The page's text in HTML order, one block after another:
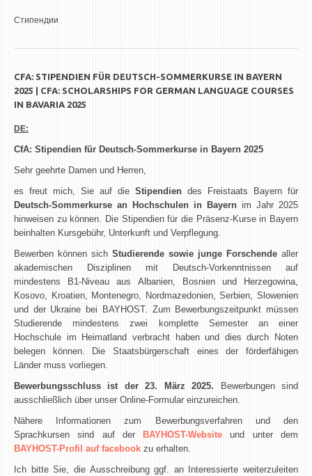
Стипендии
CFA: STIPENDIEN FÜR DEUTSCH-SOMMERKURSE IN BAYERN
2025 | CFA: SCHOLARSHIPS FOR GERMAN LANGUAGE COURSES
IN BAVARIA 2025
DE:
CfA: Stipendien für Deutsch-Sommerkurse in Bayern 2025
Sehr geehrte Damen und Herren,
es freut mich, Sie auf die Stipendien des Freistaats Bayern für
Deutsch-Sommerkurse an Hochschulen in Bayern im Jahr 2025
hinweisen zu können. Die Stipendien für die Präsenz-Kurse in Bayern
beinhalten Kursgebühr, Unterkunft und Verpflegung.
Bewerben können sich Studierende sowie junge Forschende aller
akademischen Disziplinen mit Deutsch-Vorkenntnissen auf
mindestens B1-Niveau aus Albanien, Bosnien und Herzegowina,
Kosovo, Kroatien, Montenegro, Nordmazedonien, Serbien, Slowenien
und der Ukraine bei BAYHOST. Zum Bewerbungszeitpunkt müssen
Studierende mindestens zwei komplette Semester an einer
Hochschule im Heimatland verbracht haben und dies durch Noten
belegen können. Die Staatsbürgerschaft eines der förderfähigen
Länder muss vorliegen.
Bewerbungsschluss ist der 23. März 2025.
Bewerbungen sind
ausschließlich über unser Online-Formular einzureichen.
Nähere Informationen zum Bewerbungsverfahren und den
Sprachkursen sind auf der
BAYHOST-Website und unter dem
BAYHOST-Profil auf facebook zu erhalten.
Ich bitte Sie, die Ausschreibung ggf. an Interessierte weiterzuleiten